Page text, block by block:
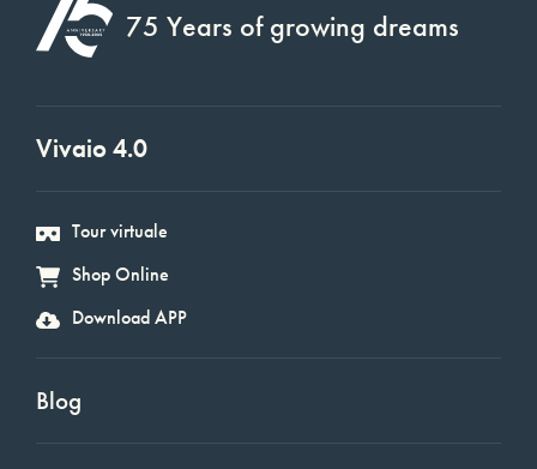
75 Years of growing dreams
Vivaio 4.0
Tour virtuale
Shop Online
Download APP
Blog